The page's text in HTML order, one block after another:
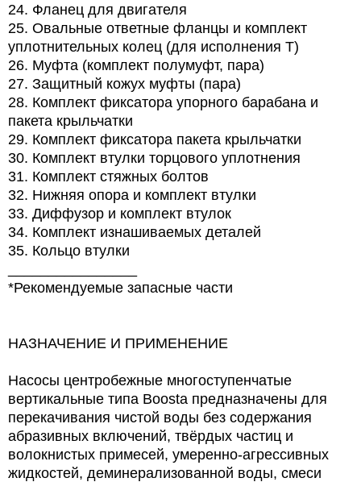
24. Фланец для двигателя
25. Овальные ответные фланцы и комплект
уплотнительных колец (для исполнения T)
26. Муфта (комплект полумуфт, пара)
27. Защитный кожух муфты (пара)
28. Комплект фиксатора упорного барабана и
пакета крыльчатки
29. Комплект фиксатора пакета крыльчатки
30. Комплект втулки торцового уплотнения
31. Комплект стяжных болтов
32. Нижняя опора и комплект втулки
33. Диффузор и комплект втулок
34. Комплект изнашиваемых деталей
35. Кольцо втулки
*Рекомендуемые запасные части
НАЗНАЧЕНИЕ И ПРИМЕНЕНИЕ
Насосы центробежные многоступенчатые
вертикальные типа Boosta предназначены для
перекачивания чистой воды без содержания
абразивных включений, твёрдых частиц и
волокнистых примесей, умеренно-агрессивных
жидкостей, деминерализованной воды, смеси